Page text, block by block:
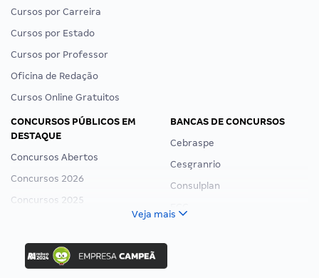
Cursos por Carreira
Cursos por Estado
Cursos por Professor
Oficina de Redação
Cursos Online Gratuitos
CONCURSOS PÚBLICOS EM
DESTAQUE
Concursos Abertos
Concursos 2026
Concursos 2025
Concurso Nacional Unificado
Concurso Ibama
Concurso MPU
BANCAS DE CONCURSOS
Cebraspe
Cesgranrio
Consulplan
Veja mais